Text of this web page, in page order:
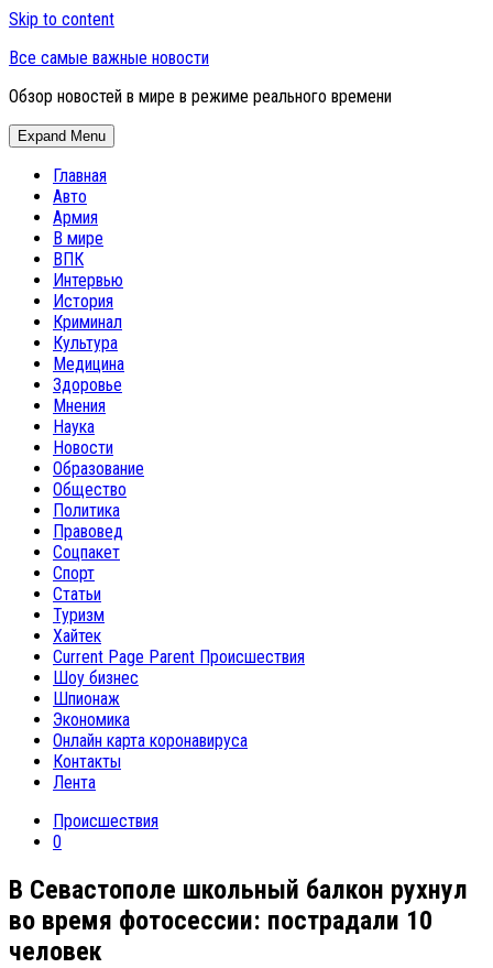
Skip to content
Все самые важные новости
Обзор новостей в мире в режиме реального времени
Expand Menu
Главная
Авто
Армия
В мире
ВПК
Интервью
История
Криминал
Культура
Медицина
Здоровье
Мнения
Наука
Новости
Образование
Общество
Политика
Правовед
Соцпакет
Спорт
Статьи
Туризм
Хайтек
Current Page Parent Происшествия
Шоу бизнес
Шпионаж
Экономика
Онлайн карта коронавируса
Контакты
Лента
Происшествия
0
В Севастополе школьный балкон рухнул
во время фотосессии: пострадали 10
человек